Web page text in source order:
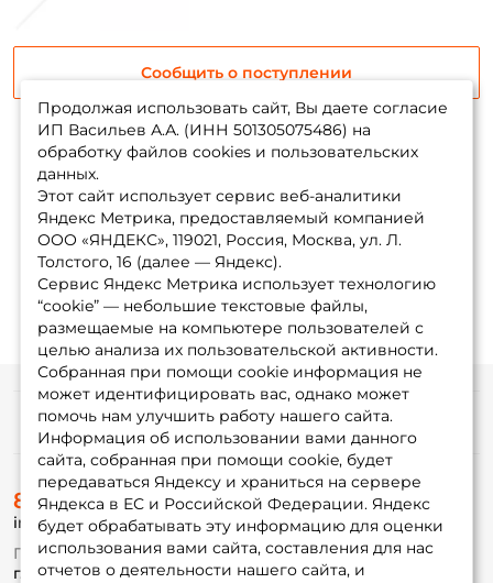
Сообщить о поступлении
1 2
Продолжая использовать сайт, Вы даете согласие
ИП Васильев А.А. (ИНН 501305075486) на
обработку файлов cookies и пользовательских
данных.
Этот сайт использует сервис веб-аналитики
Яндекс Метрика, предоставляемый компанией
ООО «ЯНДЕКС», 119021, Россия, Москва, ул. Л.
Толстого, 16 (далее — Яндекс).
Сервис Яндекс Метрика использует технологию
“cookie” — небольшие текстовые файлы,
размещаемые на компьютере пользователей с
целью анализа их пользовательской активности.
Собранная при помощи cookie информация не
может идентифицировать вас, однако может
помочь нам улучшить работу нашего сайта.
Информация об использовании вами данного
сайта, собранная при помощи cookie, будет
передаваться Яндексу и храниться на сервере
Яндекса в ЕС и Российской Федерации. Яндекс
будет обрабатывать эту информацию для оценки
использования вами сайта, составления для нас
отчетов о деятельности нашего сайта, и
Информация
О магазине
Доставка
Оплата
Fox-bonus
Гуру
8 (495) 532-77-88
info@foxfishing.ru
По вопросам с заказом
г. Москва, ул. Плеханова д.7